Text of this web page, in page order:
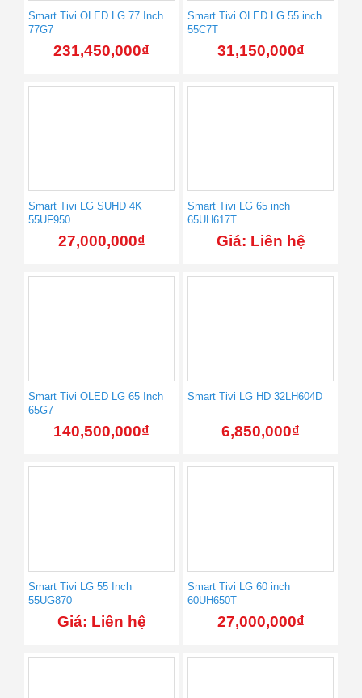
Smart Tivi OLED LG 77 Inch
77G7
231,450,000₫
Smart Tivi OLED LG 55 inch
55C7T
31,150,000₫
Smart Tivi LG SUHD 4K
55UF950
27,000,000₫
Smart Tivi LG 65 inch
65UH617T
Giá: Liên hệ
Smart Tivi OLED LG 65 Inch
65G7
140,500,000₫
Smart Tivi LG HD 32LH604D
6,850,000₫
Smart Tivi LG 55 Inch
55UG870
Giá: Liên hệ
Smart Tivi LG 60 inch
60UH650T
27,000,000₫